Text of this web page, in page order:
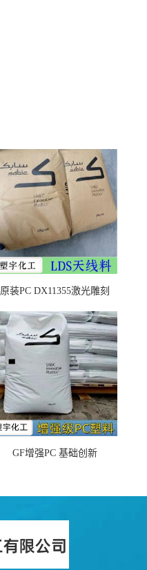
原装PC DX11355激光雕刻
GF增强PC 基础创新